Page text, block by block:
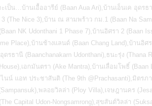
เป็น…บ้านเอื้ออารีย์ (Baan Aua Ari),บ้านเอ็นเค อุดรธ
3 (The Nice 3),บ้าน ณ สามพร้าว กม.1 (Baan Na
NK Udonthani 1 Phase 7),บ้านอิศรา 2
Place),บ้านช้างแลนด์ (Baan Chang Land),บ้านอิ
รธานี (Baanchanakarn Udonthani),ธนะรุ่ง (Thana
เอกมันตรา (Ake Mantra),บ้านเลื่อมโพธิ์
นน์ แอท ประชาสันติ (The 9th @Prachasanti),มิตรภ
พลอยวิลล่า (Ploy Villa),เจษฎานคร
Capital Udon-Nongsamrong),สุขสันต์วิลล่า